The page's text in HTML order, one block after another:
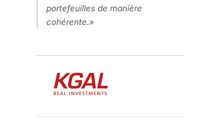
portefeuilles de manière
cohérente.